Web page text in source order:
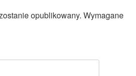
opublikowany. Wymagane